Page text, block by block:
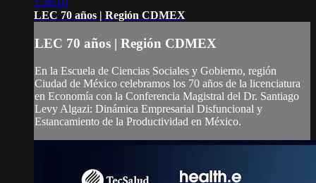
1:28:10
LEC 70 años | Región CDMEX
LEC 70 años | Región CDMEX
En la Escuela de Ciencias Sociales y Gobierno, región
Ciudad de México celebramos los 70 años de la licenciatura
en Economía con la Conferencia Magistral del Dr. Santiago
Levy Algazi: Dinámica Empresarial Disfuncional y
Estancamiento de la Productividad en México.